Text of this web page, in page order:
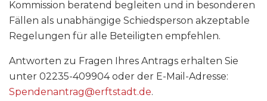
Kommission beratend begleiten und in besonderen
Fällen als unabhängige Schiedsperson akzeptable
Regelungen für alle Beteiligten empfehlen.
Antworten zu Fragen Ihres Antrags erhalten Sie
unter 02235-409904 oder der E-Mail-Adresse:
Spendenantrag@erftstadt.de.